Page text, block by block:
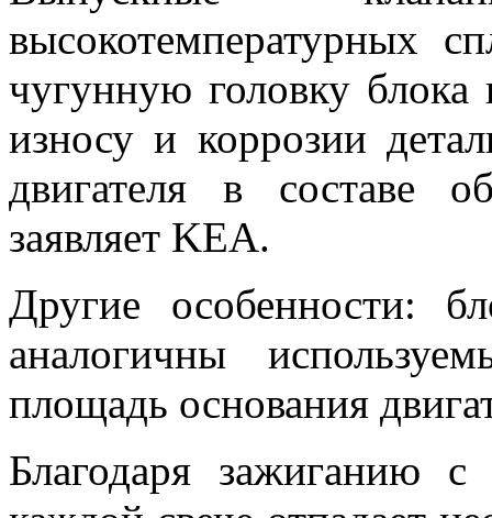
высокотемпературных
чугунную головку
износу и коррозии
двигателя в составе
заявляет KEA.
Другие особенности:
аналогичны
площадь основания
Благодаря зажиганию